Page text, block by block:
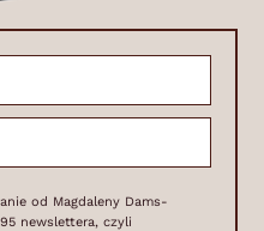
od Magdaleny Dams-
newslettera, czyli